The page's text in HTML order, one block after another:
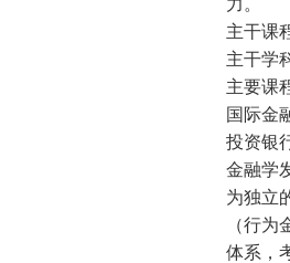
力。
主干课
主干学
主要课
国际金
投资银
金融学
为独立
（行
体系，